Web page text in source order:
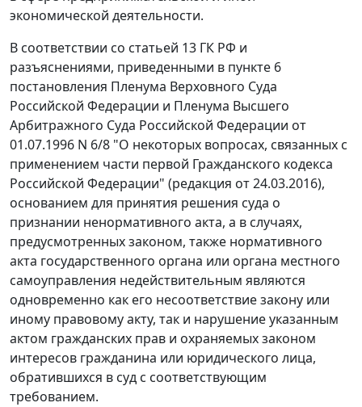
экономической деятельности.
В соответствии со статьей 13 ГК РФ и
разъяснениями, приведенными в пункте 6
постановления Пленума Верховного Суда
Российской Федерации и Пленума Высшего
Арбитражного Суда Российской Федерации от
01.07.1996 N 6/8 "О некоторых вопросах, связанных с
применением части первой Гражданского кодекса
Российской Федерации" (редакция от 24.03.2016),
основанием для принятия решения суда о
признании ненормативного акта, а в случаях,
предусмотренных законом, также нормативного
акта государственного органа или органа местного
самоуправления недействительным являются
одновременно как его несоответствие закону или
иному правовому акту, так и нарушение указанным
актом гражданских прав и охраняемых законом
интересов гражданина или юридического лица,
обратившихся в суд с соответствующим
требованием.